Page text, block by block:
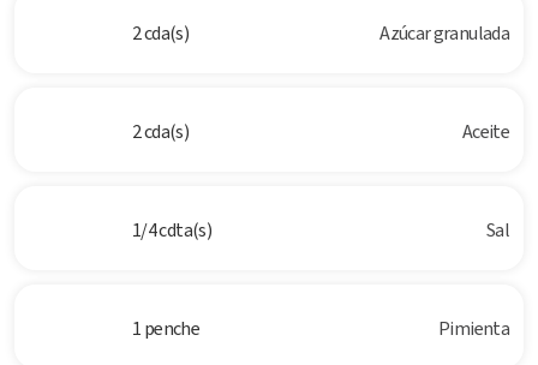
2 cda(s) Azúcar granulada
2 cda(s) Aceite
1/4 cdta(s) Sal
1 penche Pimienta